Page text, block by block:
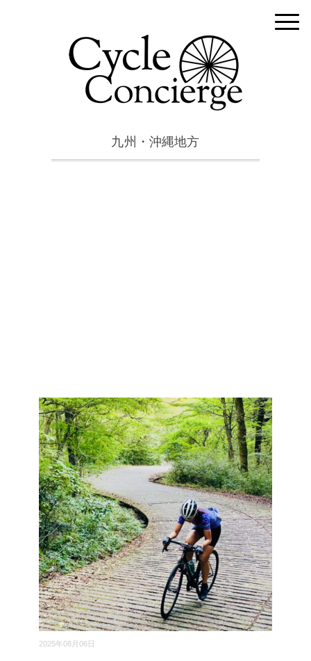
九州・沖縄地方
2025年08月06日